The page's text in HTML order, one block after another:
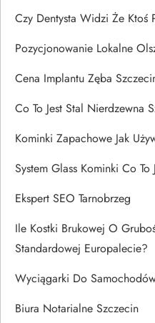
Czy Dentysta Widzi Że Ktoś
Pozycjonowanie Lokalne
Cena Implantu Zęba
Co To Jest Stal Nierdzewna
Kominki Zapachowe Jak
System Glass Kominki Co To
Ekspert SEO Tarnobrzeg
Ile Kostki Brukowej O
Standardowej Europalecie?
Wyciągarki Do
Biura Notarialne Szczecin